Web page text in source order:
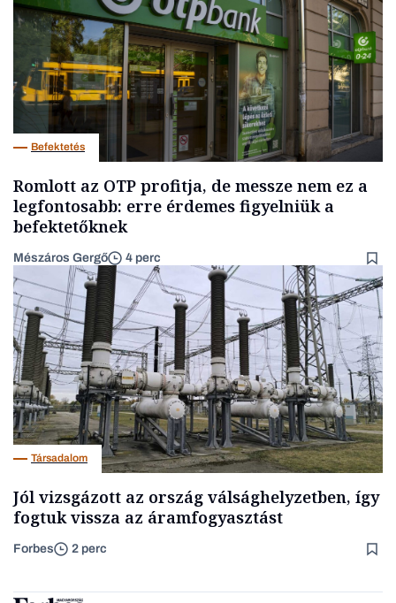
Befektetés
Romlott az OTP profitja, de messze nem ez a
legfontosabb: erre érdemes figyelniük a
befektetőknek
Mészáros Gergő 4 perc
Társadalom
Jól vizsgázott az ország válsághelyzetben, így
fogtuk vissza az áramfogyasztást
Forbes 2 perc